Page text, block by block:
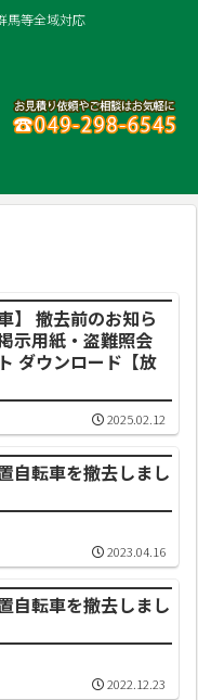
馬等全域対応
】 撤去前のお知ら
示用紙・盗難照会
ダウンロード【放
2025.02.12
自転車を撤去しまし
2023.04.16
自転車を撤去しまし
2022.12.23